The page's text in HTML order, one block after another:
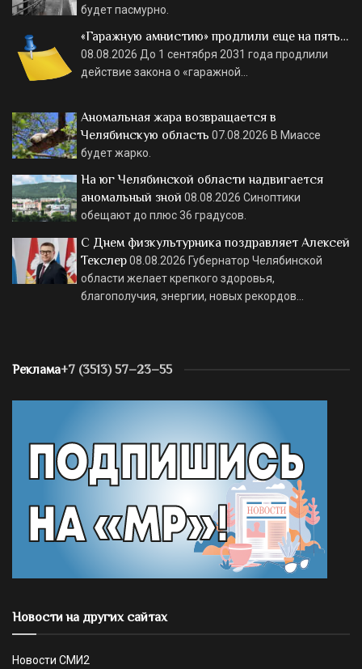
будет пасмурно.
«Гаражную амнистию» продлили еще на пять…
08.08.2026 До 1 сентября 2031 года продлили
действие закона о «гаражной…
Аномальная жара возвращается в
Челябинскую область 07.08.2026 В Миассе
будет жарко.
На юг Челябинской области надвигается
аномальный зной 08.08.2026 Синоптики
обещают до плюс 36 градусов.
С Днем физкультурника поздравляет Алексей
Текслер08.08.2026 Губернатор Челябинской
области желает крепкого здоровья,
благополучия, энергии, новых рекордов…
Реклама+7 (3513) 57–23–55
Новости на других сайтах
Новости СМИ2